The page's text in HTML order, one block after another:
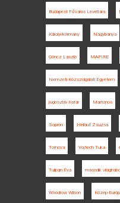
Budapest Főváros Levéltára
Károlyi-kormány Nagybánya
Göncz László MAPIRE
Nemzeti Közszolgálati Egyetem
jugoszláv határ Martonos
Sopron Heilauf Zsuzsa
Tornova Vojtech Tuka
Tulipán Éva második
Woodrow Wilson Közép-